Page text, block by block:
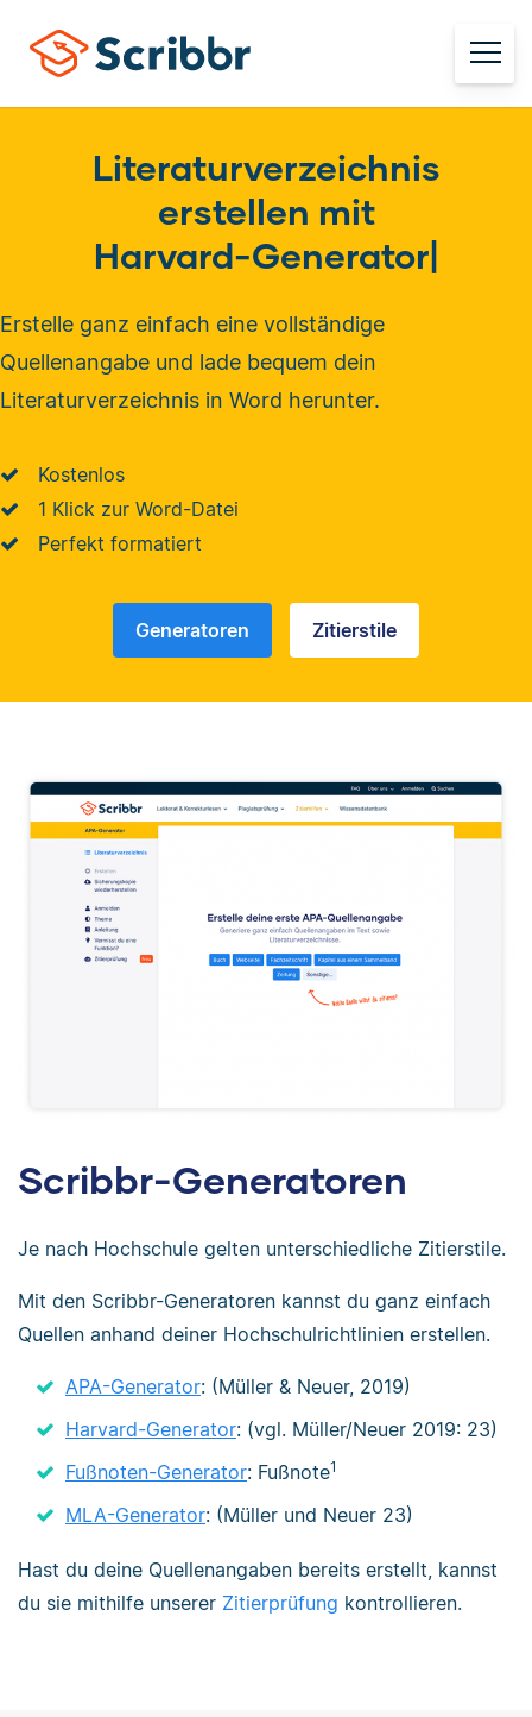
Literaturverzeichnis
erstellen mit
Harvard-Generator|
Erstelle ganz einfach eine vollständige
Quellenangabe und lade bequem dein
Literaturverzeichnis in Word herunter.
Kostenlos
1 Klick zur Word-Datei
Perfekt formatiert
Generatoren Zitierstile
Scribbr-Generatoren
Je nach Hochschule gelten unterschiedliche Zitierstile.
Mit den Scribbr-Generatoren kannst du ganz einfach
Quellen anhand deiner Hochschulrichtlinien erstellen.
APA-Generator: (Müller & Neuer, 2019)
Harvard-Generator: (vgl. Müller/Neuer 2019: 23)
Fußnoten-Generator: Fußnote1
MLA-Generator: (Müller und Neuer 23)
Hast du deine Quellenangaben bereits erstellt, kannst
du sie mithilfe unserer Zitierprüfung kontrollieren.